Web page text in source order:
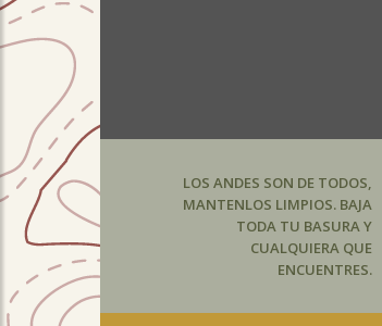
LOS ANDES SON DE TODOS,
MANTENLOS LIMPIOS. BAJA
TODA TU BASURA Y
CUALQUIERA QUE
ENCUENTRES.